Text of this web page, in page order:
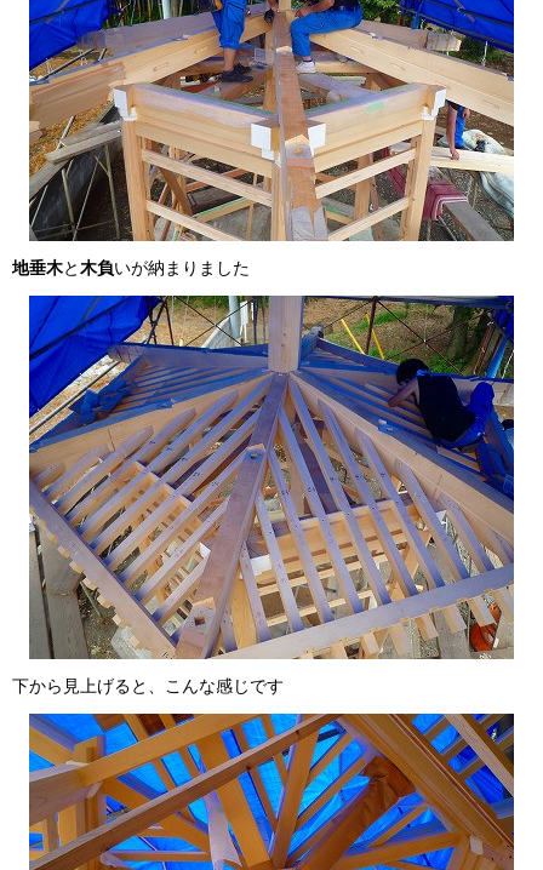
地垂木と木負いが納まりました
下から見上げると、こんな感じです